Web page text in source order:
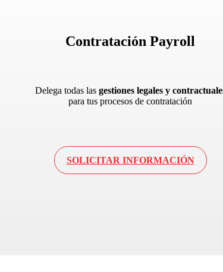
Contratación Payroll
Delega todas las gestiones legales y
para tus procesos de contratación
SOLICITAR INFORMACIÓN